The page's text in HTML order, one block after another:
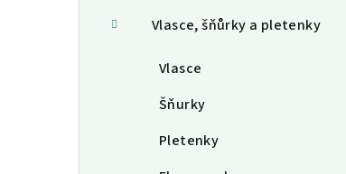
Vlasce, šňůrky a pletenky
Vlasce
Šňurky
Pletenky